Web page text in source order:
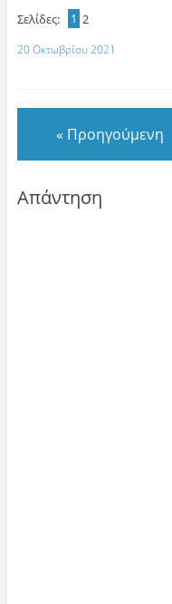
Σελίδες: 1 2
20 Οκτωβρίου 2021
« Προηγούμενη
Απάντηση